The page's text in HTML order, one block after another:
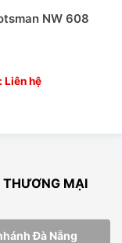
hành sản phẩm
NW 608
Liên hệ
MẠI
Đà Nẵng